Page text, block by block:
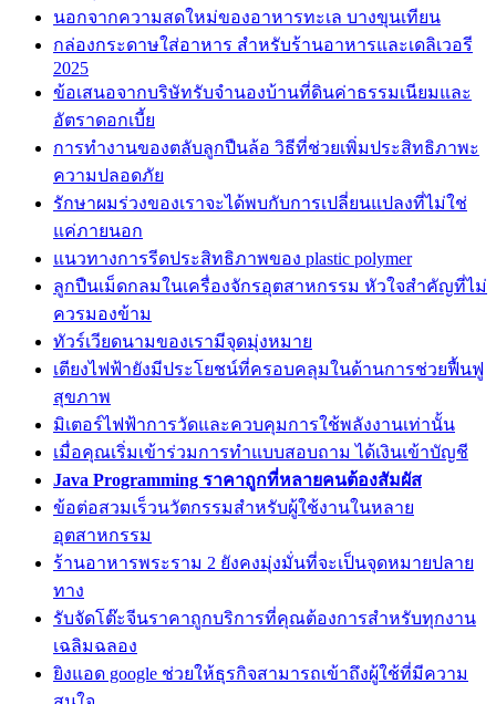
นอกจากความสดใหม่ของอาหารทะเล บางขุนเทียน
กล่องกระดาษใส่อาหาร สำหรับร้านอาหารและเดลิเวอรี
2025
ข้อเสนอจากบริษัทรับจำนองบ้านที่ดินค่าธรรมเนียมและ
อัตราดอกเบี้ย
การทำงานของตลับลูกปืนล้อ วิธีที่ช่วยเพิ่มประสิทธิภาพะ
ความปลอดภัย
รักษาผมร่วงของเราจะได้พบกับการเปลี่ยนแปลงที่ไม่ใช่
แค่ภายนอก
แนวทางการรีดประสิทธิภาพของ plastic polymer
ลูกปืนเม็ดกลมในเครื่องจักรอุตสาหกรรม หัวใจสำคัญที่ไม่
ควรมองข้าม
ทัวร์เวียดนามของเรามีจุดมุ่งหมาย
เตียงไฟฟ้ายังมีประโยชน์ที่ครอบคลุมในด้านการช่วยฟื้นฟู
สุขภาพ
มิเตอร์ไฟฟ้าการวัดและควบคุมการใช้พลังงานเท่านั้น
เมื่อคุณเริ่มเข้าร่วมการทำแบบสอบถาม ได้เงินเข้าบัญชี
Java Programming ราคาถูกที่หลายคนต้องสัมผัส
ข้อต่อสวมเร็วนวัตกรรมสำหรับผู้ใช้งานในหลาย
อุตสาหกรรม
ร้านอาหารพระราม 2 ยังคงมุ่งมั่นที่จะเป็นจุดหมายปลาย
ทาง
รับจัดโต๊ะจีนราคาถูกบริการที่คุณต้องการสำหรับทุกงาน
เฉลิมฉลอง
ยิงแอด google ช่วยให้ธุรกิจสามารถเข้าถึงผู้ใช้ที่มีความ